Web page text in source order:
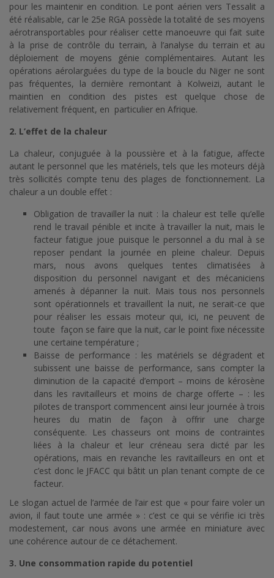
pour les maintenir en condition. Le pont aérien vers Tessalit a
été réalisable, car le 25e RGA possède la totalité de ses moyens
aérotransportables pour réaliser cette manoeuvre qui fait suite
à la prise de contrôle du terrain, à l’analyse du terrain et au
déploiement de moyens génie complémentaires. Autant les
opérations aérolarguées du type de la boucle du Niger ne sont
pas fréquentes, la dernière remontant à Kolweizi, autant le
maintien en condition des pistes est quelque chose de
relativement fréquent, en particulier en Afrique.
2. L’effet de la chaleur
La chaleur, conjuguée à la poussière et à la fatigue, affecte
autant le personnel que les matériels, tels que les moteurs déjà
très sollicités compte tenu des plages de fonctionnement. La
chaleur a un double effet :
Obligation de travailler la nuit : la chaleur est telle qu’elle
rend le travail pénible et incite à travailler la nuit, mais le
facteur fatigue joue puisque le personnel a du mal à se
reposer pendant la journée en pleine chaleur. Depuis
mars, nous avons quelques tentes climatisées à
disposition du personnel navigant et des mécaniciens
amenés à dépanner la nuit. Mais tous nos personnels
sont opérationnels et travaillent la nuit, ne serait-ce que
pour réaliser les essais moteur qui, ici, ne peuvent de
toute façon se faire que la nuit, car le point fixe nécessite
une certaine température ;
Baisse de performance : les matériels se dégradent et
subissent une baisse de performance, sans compter la
diminution de la capacité d’emport – moins de kérosène
dans les ravitailleurs et moins de charge offerte – : les
pilotes de transport commencent ainsi leur journée à trois
heures du matin de façon à offrir une charge
conséquente. Les chasseurs ont moins de contraintes
liées à la chaleur et leur créneau sera dicté par les
opérations, mais en revanche les ravitailleurs en ont et
c’est donc le JFACC qui bâtit un plan tenant compte de ce
facteur.
Le slogan actuel de l’armée de l’air est que « pour faire voler un
avion, il faut toute une armée » : c’est ce qui se vérifie ici très
modestement, car nous avons une armée en miniature avec
une cohérence autour de ce détachement.
3. Une consommation rapide du potentiel